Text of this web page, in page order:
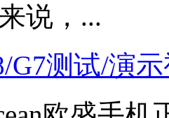
说，...
G7测试/演